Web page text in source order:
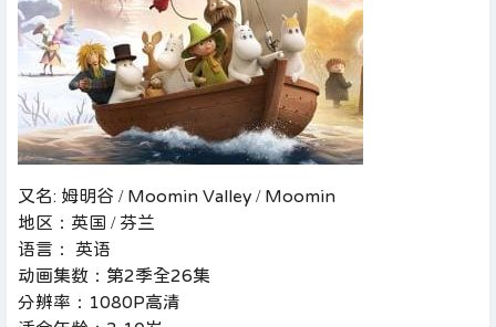
又名: 姆明谷 / Moomin Valley / Moomin
地区：英国 / 芬兰
语言： 英语
动画集数：第2季全26集
分辨率：1080P高清